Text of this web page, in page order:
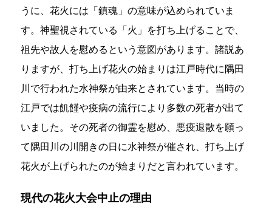
うに、花火には「鎮魂」の意味が込められていま
す。神聖視されている「火」を打ち上げることで、
祖先や故人を慰めるという意図があります。諸説あ
りますが、打ち上げ花火の始まりは江戸時代に隅田
川で行われた水神祭が由来とされています。当時の
江戸では飢饉や疫病の流行により多数の死者が出て
いました。その死者の御霊を慰め、悪疫退散を願っ
て隅田川の川開きの日に水神祭が催され、打ち上げ
花火が上げられたのが始まりだと言われています。
現代の花火大会中止の理由